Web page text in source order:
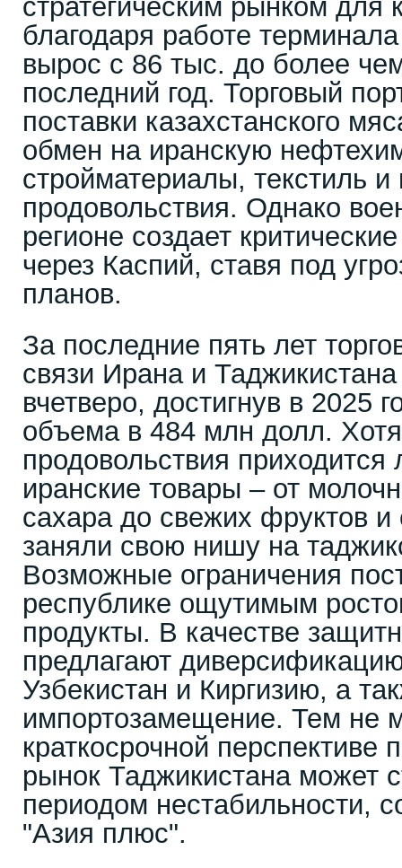
стратегическим рынком для
благодаря работе
вырос с 86 тыс. до более
последний год. Торговый
поставки казахстанского
обмен на иранскую
стройматериалы, текстиль
продовольствия. Однако
регионе создает
через Каспий, ставя под
планов.
За последние пять лет
связи Ирана и
вчетверо, достигнув в 2025
объема в 484 млн долл.
продовольствия
иранские товары – от
сахара до свежих фруктов и
заняли свою нишу на
Возможные ограничения
республике ощутимым
продукты. В качестве
предлагают
Узбекистан и Киргизию, а
импортозамещение. Тем не
краткосрочной перспективе
рынок Таджикистана может
периодом нестабильности,
"Азия плюс".